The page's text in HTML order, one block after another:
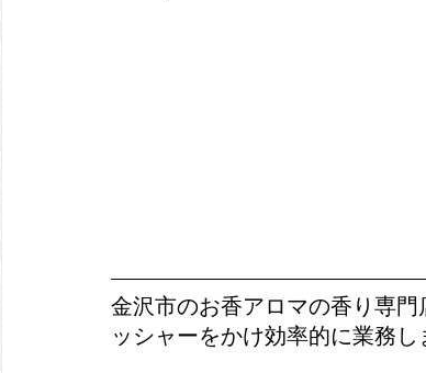
金沢市のお香アロマの香り専
ッシャーをかけ効率的に業務し